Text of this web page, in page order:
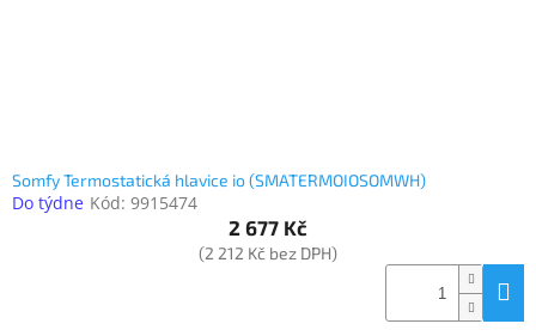
Somfy Termostatická hlavice io (SMATERMOIOSOMWH)
Do týdne Kód: 9915474
2 677 Kč
(2 212 Kč bez DPH)